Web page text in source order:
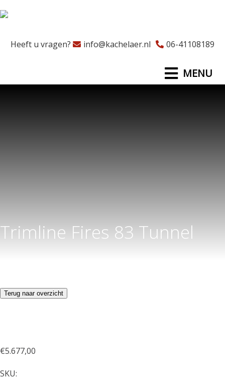
Heeft u vragen? info@kachelaer.nl 06-41108189
MENU
Trimline Fires 83 Tunnel
Terug naar overzicht
€5.677,00
SKU: